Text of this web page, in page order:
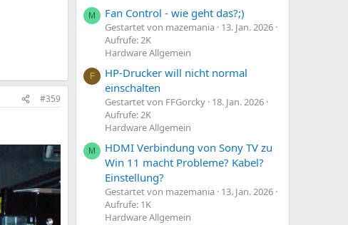
#359
M Fan Control - wie geht das?;)
Gestartet von mazemania 13. Jan. 2026
Aufrufe: 2K
Hardware Allgemein
F
HP-Drucker will nicht normal
einschalten
Gestartet von FFGorcky 18. Jan. 2026
Aufrufe: 2K
Hardware Allgemein
M
HDMI Verbindung von Sony TV zu
Win 11 macht Probleme? Kabel?
Einstellung?
Gestartet von mazemania 13. Jan. 2026
Aufrufe: 1K
Hardware Allgemein